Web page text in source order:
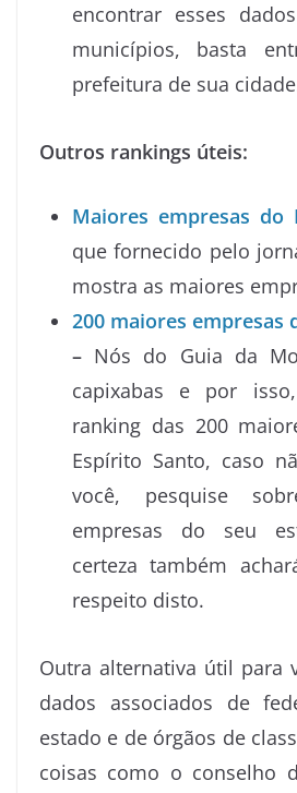
encontrar esses
municípios, basta
prefeitura de sua
Outros rankings úteis:
Maiores empresas do
que fornecido pelo
mostra as maiores
200 maiores empresas
– Nós do Guia da
capixabas e por
ranking das 200
Espírito Santo, caso
você, pesquise
empresas do seu
certeza também
respeito disto.
Outra alternativa útil para
dados associados de
estado e de órgãos de
coisas como o conselho